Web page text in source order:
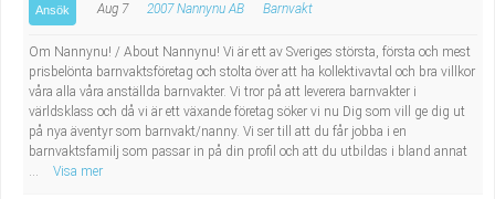
Ansök Aug 7 2007 Nannynu AB Barnvakt
Om Nannynu! / About Nannynu! Vi är ett av Sveriges största, första och mest
prisbelönta barnvaktsföretag och stolta över att ha kollektivavtal och bra villkor
våra alla våra anställda barnvakter. Vi tror på att leverera barnvakter i
världsklass och då vi är ett växande företag söker vi nu Dig som vill ge dig ut
på nya äventyr som barnvakt/nanny. Vi ser till att du får jobba i en
barnvaktsfamilj som passar in på din profil och att du utbildas i bland annat
...
Visa mer